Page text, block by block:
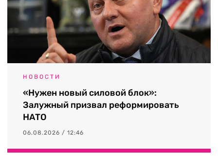
НОВОСТИ
«Нужен новый силовой блок»:
Залужный призвал реформировать
НАТО
06.08.2026 / 12:46